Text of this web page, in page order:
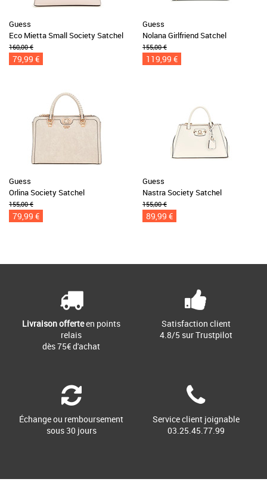
Guess
Eco Mietta Small Society Satchel
160,00 €
79,99 €
Guess
Nolana Girlfriend Satchel
155,00 €
119,99 €
Guess
Orlina Society Satchel
155,00 €
79,99 €
Guess
Nastra Society Satchel
155,00 €
89,99 €
Livraison offerteen points
relais
dès 75€ d'achat
Satisfaction client
4.8/5 sur Trustpilot
Échange ou remboursement
sous 30 jours
Service client joignable
03.25.45.77.99